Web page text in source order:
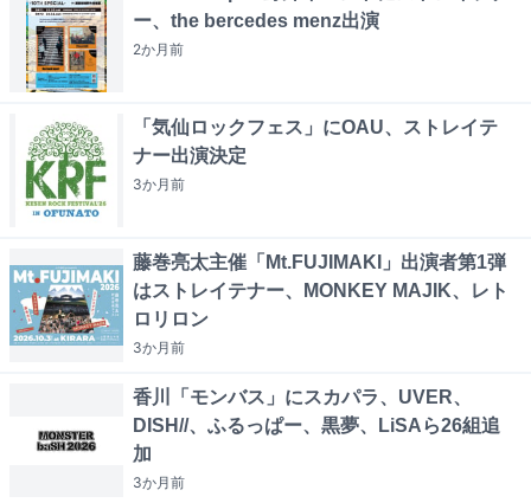
ー、the bercedes menz出演
2か月前
「気仙ロックフェス」にOAU、ストレイテ
ナー出演決定
3か月前
藤巻亮太主催「Mt.FUJIMAKI」出演者第1弾
はストレイテナー、MONKEY MAJIK、レト
ロリロン
3か月前
香川「モンバス」にスカパラ、UVER、
DISH//、ふるっぱー、黒夢、LiSAら26組追
加
3か月前